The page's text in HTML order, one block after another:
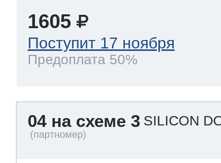
1605
Поступит 17 ноября
Предоплата 50%
04 на схеме 3 SILICON